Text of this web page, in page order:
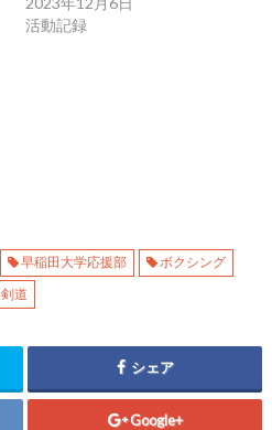
活動記録
早稲田大学応援部
ボクシング
剣道
シェア
Google+